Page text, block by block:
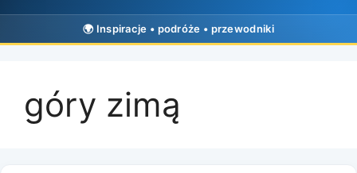
góry zimą